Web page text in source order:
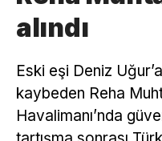
alındı
Eski eşi Deniz
kaybeden Reha
Havalimanı’nda